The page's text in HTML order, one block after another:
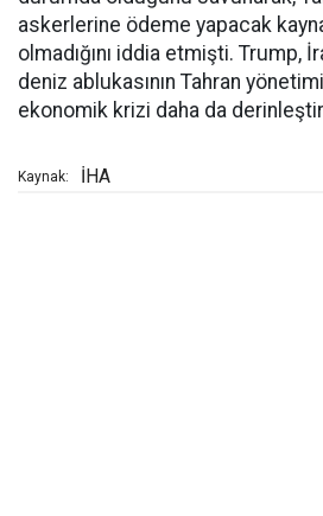
askerlerine ödeme yapacak
olmadığını iddia etmişti. Trump,
deniz ablukasının Tahran
ekonomik krizi daha da
Kaynak: İHA